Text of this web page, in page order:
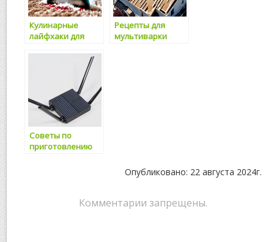
Кулинарные
лайфхаки для
Рецепты для
мультиварки
Советы по
приготовлению
Опубликовано: 22 августа 2024г.
Комментарии запрещены.